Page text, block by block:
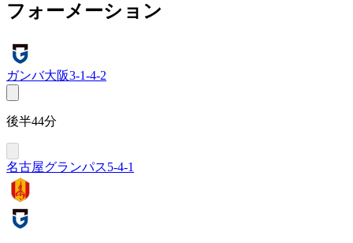
フォーメーション
ガンバ大阪3-1-4-2
後半44分
名古屋グランパス5-4-1